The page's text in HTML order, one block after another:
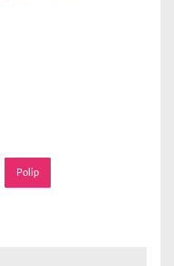
Polip